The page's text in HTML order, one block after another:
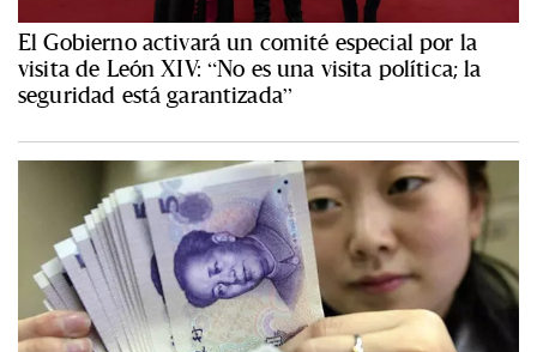
El Gobierno activará un comité especial por la
visita de León XIV: “No es una visita política; la
seguridad está garantizada”